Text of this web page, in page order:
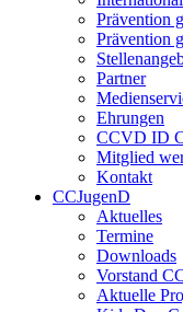
Prävention
Prävention
Partner
Ehrungen
CCVD ID
Mitglied
Kontakt
CCJugenD
Aktuelles
Termine
Downloads
Vorstand
Aktuelle